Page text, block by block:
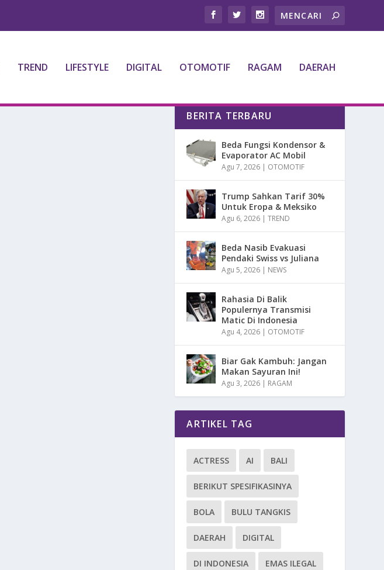
TREND LIFESTYLE DIGITAL OTOMOTIF RAGAM DAERAH
BERITA TERBARU
Beda Fungsi Kondensor &
Evaporator AC Mobil
Agu 7, 2026 | OTOMOTIF
Trump Sahkan Tarif 30%
Untuk Eropa & Meksiko
Agu 6, 2026 |TREND
Beda Nasib Evakuasi
Pendaki Swiss vs Juliana
Agu 5, 2026 | NEWS
Rahasia Di Balik
Populernya Transmisi
Matic Di Indonesia
Agu 4, 2026 | OTOMOTIF
Biar Gak Kambuh: Jangan
Makan Sayuran Ini!
Agu 3, 2026 | RAGAM
ARTIKEL TAG
ACTRESS AI BALI
BERIKUT SPESIFIKASINYA
BOLA BULU TANGKIS
DAERAH DIGITAL
DI INDONESIA EMAS ILEGAL